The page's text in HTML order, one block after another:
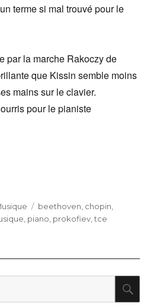
terme si mal trouvé pour le
par la marche Rakoczy de
que Kissin semble moins
mains sur le clavier.
pour le pianiste
Étiquettes
beethoven, chopin,
, piano, prokofiev,tce